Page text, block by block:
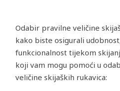
Odabir pravilne veličine
kako biste osigurali
funkcionalnost tijekom
koji vam mogu pomoći u
veličine skijaških rukavica: